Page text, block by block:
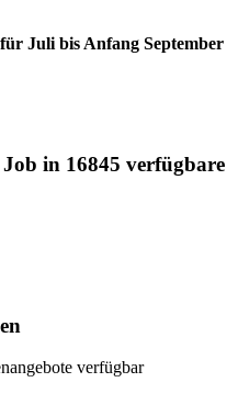
Juli bis Anfang September
Job in 16845 verfügbare
verfügbar